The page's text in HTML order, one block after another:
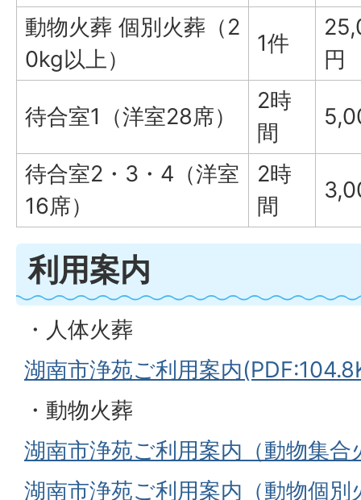
動物火葬 個別火葬（2
0kg以上）
1件
円
待合室1（洋室28席）
2時
間
待合室2・3・4（洋室
16席）
2時
間
利用案内
・人体火葬
湖南市浄苑ご利用案内
・動物火葬
湖南市浄苑ご利用案内（動物集合
湖南市浄苑ご利用案内（動物個